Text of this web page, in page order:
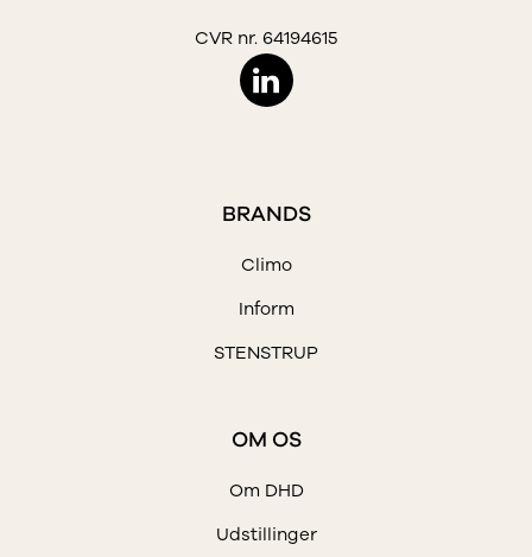
CVR nr. 64194615
BRANDS
Climo
Inform
STENSTRUP
OM OS
Om DHD
Udstillinger